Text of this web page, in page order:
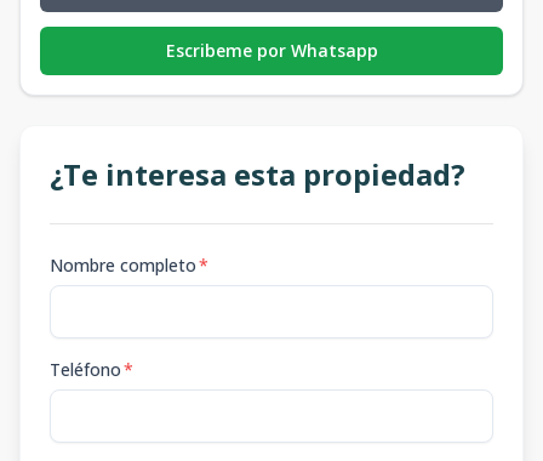
Escribeme por Whatsapp
¿Te interesa esta propiedad?
Nombre completo*
Teléfono*